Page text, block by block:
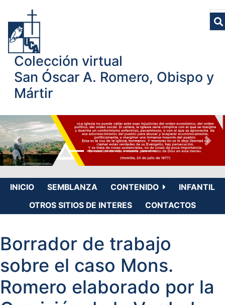
Colección virtual
San Óscar A. Romero, Obispo y
Mártir
INICIO SEMBLANZA CONTENIDO
INFANTIL
OTROS SITIOS DE INTERES
CONTACTOS
Borrador de trabajo
sobre el caso Mons.
Romero elaborado por la